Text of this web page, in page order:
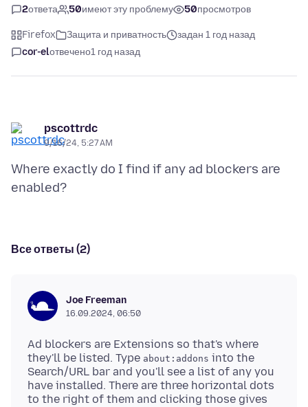
2ответа 50имеют эту проблему 50просмотров
Firefox Защита и приватность
задан 1 год назад
cor-elотвечено1 год назад
pscottrdc
9/16/24, 5:27 AM
Where exactly do I find if any ad blockers are
Все ответы (2)
Joe Freeman
16.09.2024, 06:50
Ad blockers are Extensions so that's where
they'll be listed. Type about:addons into the
Search/URL bar and you'll see a list of any you
have installed. There are three horizontal dots
to the right of them and clicking those gives